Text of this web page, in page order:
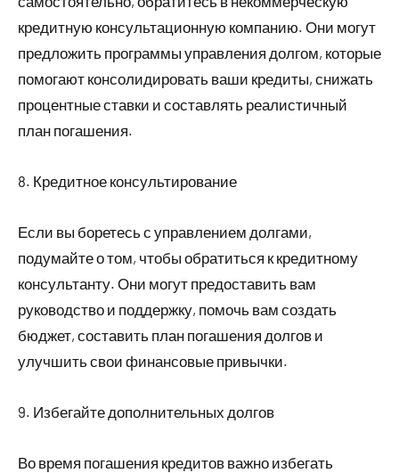
кредитную консультационную компанию. Они могут
предложить программы управления долгом, которые
помогают консолидировать ваши кредиты, снижать
процентные ставки и составлять реалистичный
план погашения.
8. Кредитное консультирование
Если вы боретесь с управлением долгами,
подумайте о том, чтобы обратиться к кредитному
консультанту. Они могут предоставить вам
руководство и поддержку, помочь вам создать
бюджет, составить план погашения долгов и
улучшить свои финансовые привычки.
9. Избегайте дополнительных долгов
Во время погашения кредитов важно избегать